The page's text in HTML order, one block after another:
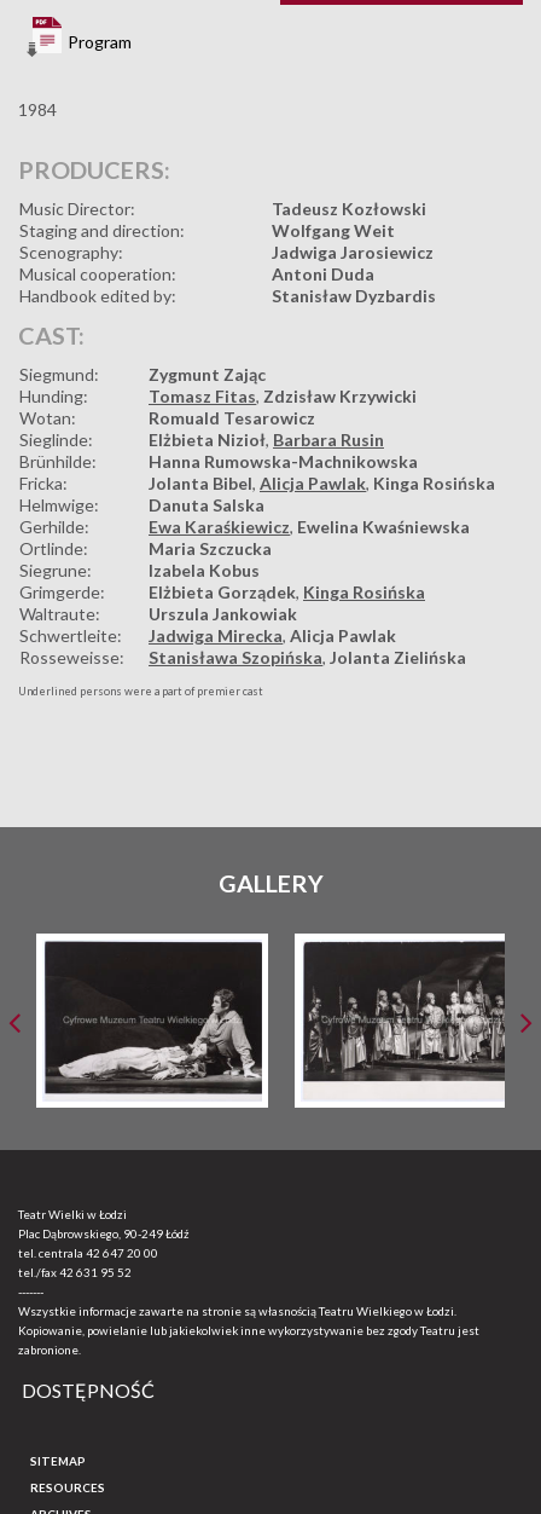
Program
1984
PRODUCERS:
Music Director:
Tadeusz Kozłowski
Staging and direction:
Wolfgang Weit
Scenography:
Jadwiga Jarosiewicz
Musical cooperation:
Antoni Duda
Handbook edited by:
Stanisław Dyzbardis
CAST:
Siegmund:
Zygmunt Zając
Hunding:
Tomasz Fitas, Zdzisław Krzywicki
Wotan:
Romuald Tesarowicz
Sieglinde:
Elżbieta Nizioł, Barbara Rusin
Brünhilde:
Hanna Rumowska-Machnikowska
Fricka:
Jolanta Bibel, Alicja Pawlak, Kinga Rosińska
Helmwige:
Danuta Salska
Gerhilde:
Ewa Karaśkiewicz, Ewelina Kwaśniewska
Ortlinde:
Maria Szczucka
Siegrune:
Izabela Kobus
Grimgerde:
Elżbieta Gorządek, Kinga Rosińska
Waltraute:
Urszula Jankowiak
Schwertleite:
Jadwiga Mirecka, Alicja Pawlak
Rosseweisse:
Stanisława Szopińska, Jolanta Zielińska
Underlined persons were a part of premier cast
GALLERY
Teatr Wielki w Łodzi
Plac Dąbrowskiego, 90-249 Łódź
tel. centrala 42 647 20 00
tel./fax42 631 95 52
-------
Wszystkie informacje zawarte na stronie są własnością Teatru Wielkiego w Łodzi.
Kopiowanie, powielanie lub jakiekolwiek inne wykorzystywanie bez zgody Teatru jest
zabronione.
DOSTĘPNOŚĆ
SITEMAP
RESOURCES